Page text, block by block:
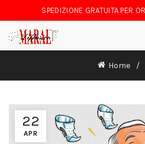
SPEDIZIONE GRATUITA PER
Home
22
APR